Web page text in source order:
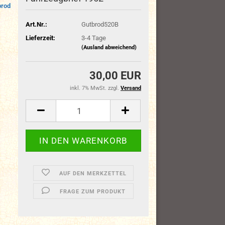
Art.Nr.:
Gutbrod520B
Lieferzeit:
3-4 Tage
(Ausland abweichend)
30,00 EUR
inkl. 7% MwSt. zzgl. Versand
AUF DEN MERKZETTEL
FRAGE ZUM PRODUKT